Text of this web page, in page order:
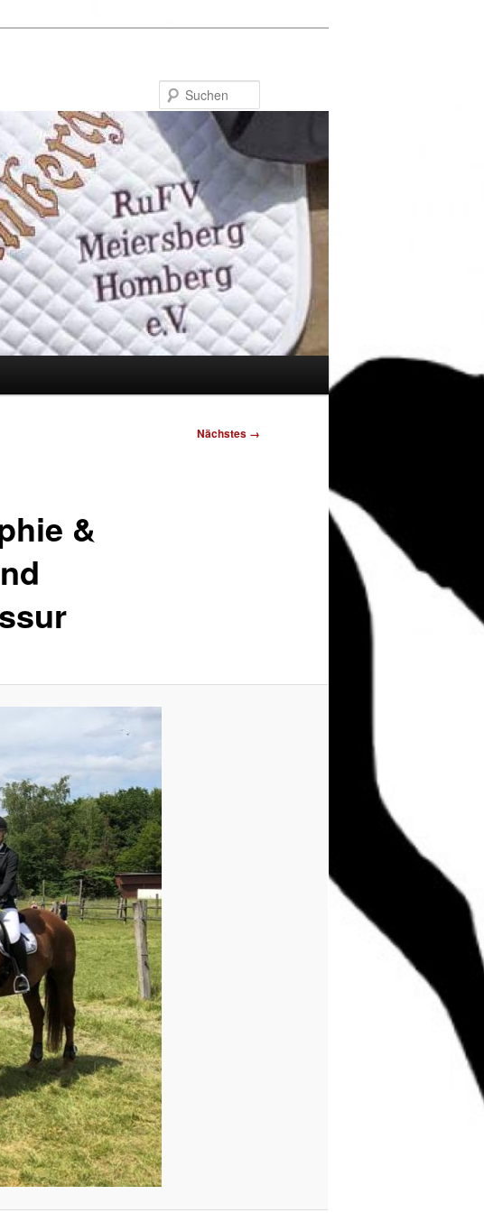
Nächstes →
&